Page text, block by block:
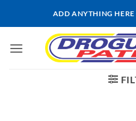
ADD ANYTHING HERE